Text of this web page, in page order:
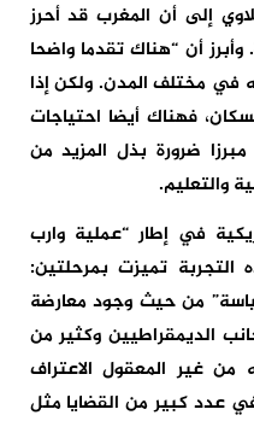
إلى أن المغرب قد أحرز
أن “هناك تقدما واضحا
في مختلف المدن. ولكن إذا
فهناك أيضا احتياجات
ضرورة بذل المزيد من
والتعليم.
في إطار “عملية وارب
التجربة تميزت بمرحلتين:
من حيث وجود معارضة
الديمقراطيين وكثير من
من غير المعقول الاعتراف
عدد كبير من القضايا مثل